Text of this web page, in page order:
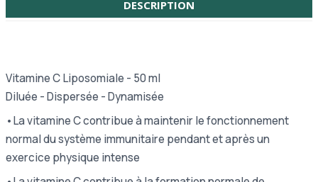
DESCRIPTION
Vitamine C Liposomiale - 50 ml
Diluée - Dispersée - Dynamisée
•La vitamine C contribue à maintenir le fonctionnement
normal du système immunitaire pendant et après un
exercice physique intense